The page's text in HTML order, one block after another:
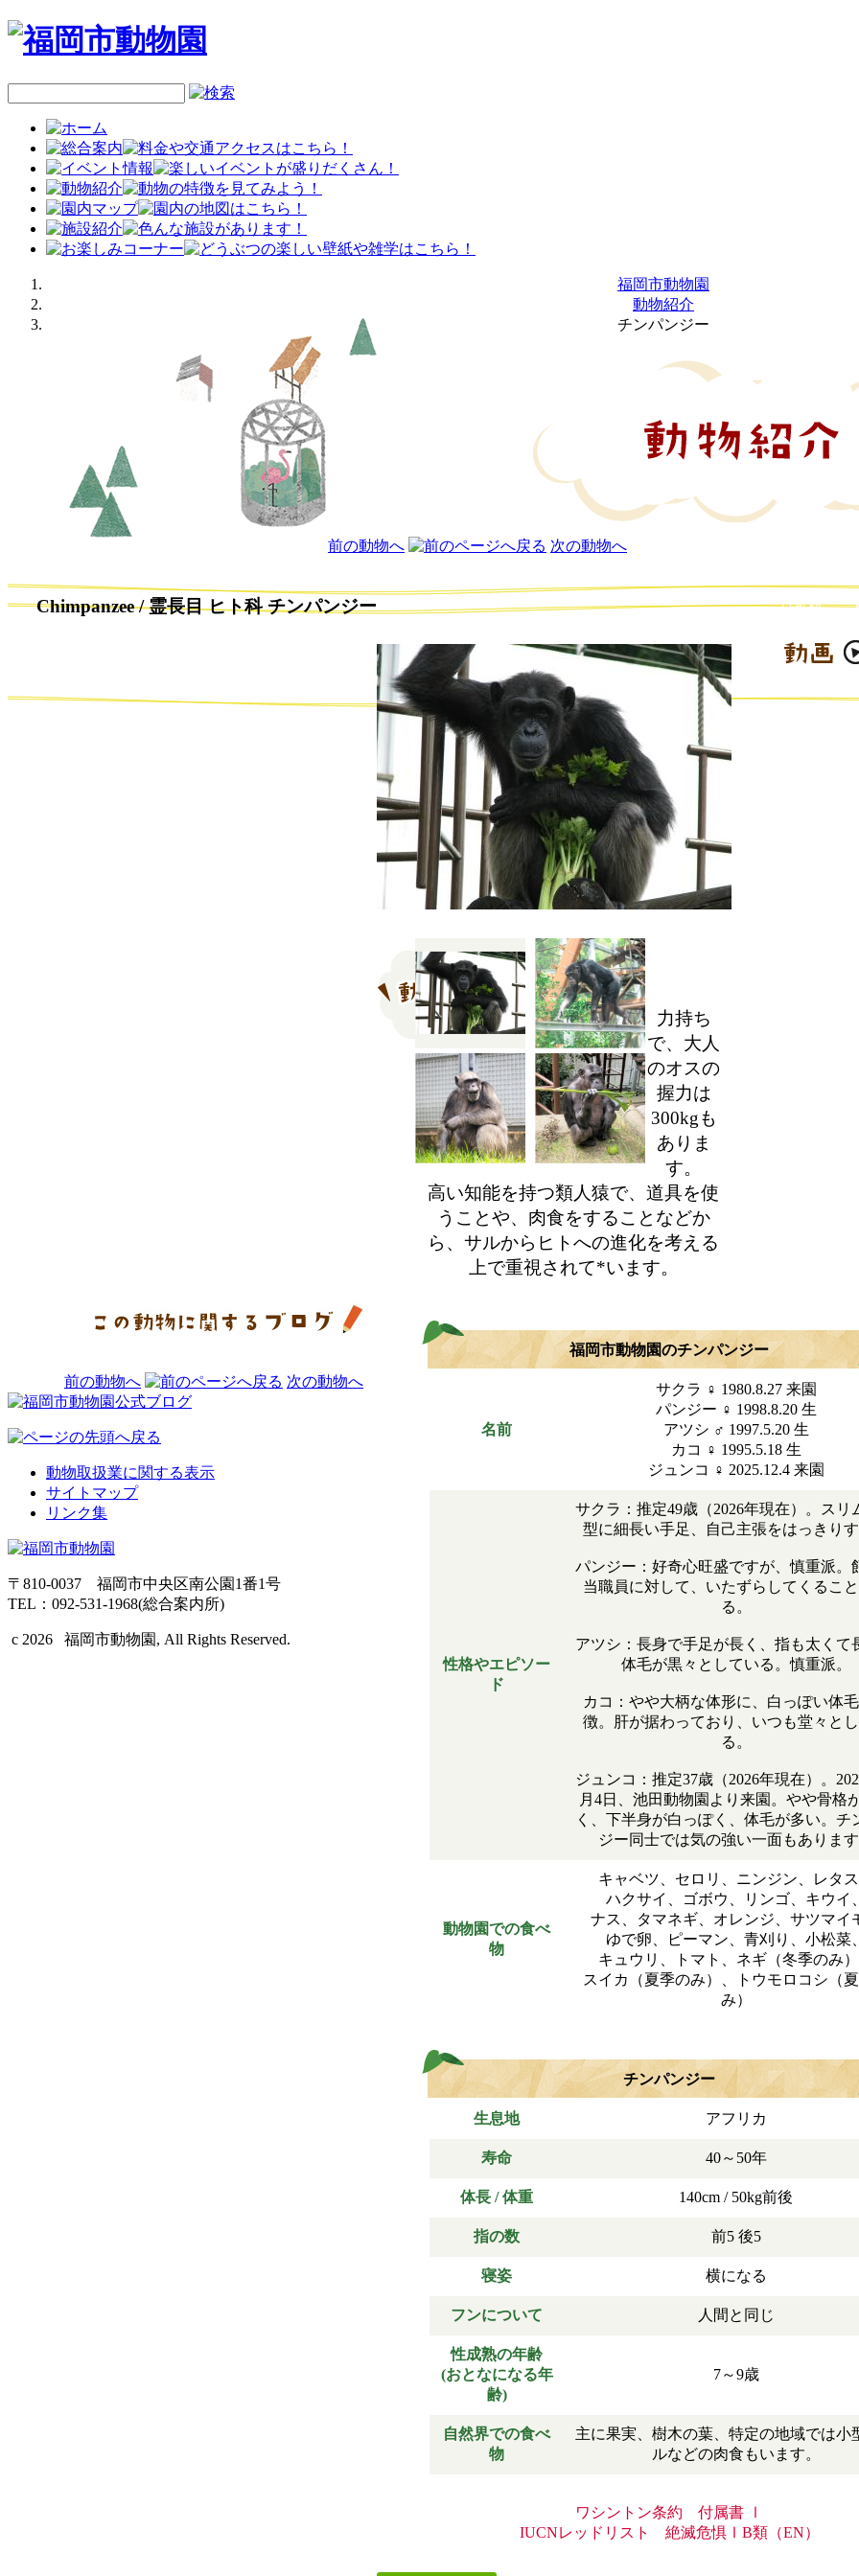
福岡市動物園
動物紹介
チンパンジー
前の動物へ 次の動物へ
Chimpanzee / 霊長目 ヒト科チンパンジー ほ乳類
力持ち
で、大人
のオスの
握力は
300kgも
ありま
す。
高い知能を持つ類人猿で、道具を使
うことや、肉食をすることなどか
ら、サルからヒトへの進化を考える
上で重視されて*います。
福岡市動物園のチンパンジー
名前
サクラ ♀ 1980.8.27 来園
パンジー ♀ 1998.8.20 生
アツシ ♂ 1997.5.20 生
カコ ♀ 1995.5.18 生
ジュンコ ♀ 2025.12.4 来園
性格やエピソー
ド
サクラ：推定49歳（2026年現在）。スリ
型に細長い手足、自己主張をはっきり
パンジー：好奇心旺盛ですが、慎重派。
当職員に対して、いたずらしてくるこ
る。
アツシ：長身で手足が長く、指も太くて
体毛が黒々としている。慎重派。
カコ：やや大柄な体形に、白っぽい体
徴。肝が据わっており、いつも堂々と
る。
ジュンコ：推定37歳（2026年現在）。
月4日、池田動物園より来園。やや骨格
く、下半身が白っぽく、体毛が多い。チ
ジー同士では気の強い一面もありま
動物園での食べ
物
キャベツ、セロリ、ニンジン、レタ
ハクサイ、ゴボウ、リンゴ、キウイ
ナス、タマネギ、オレンジ、サツマイ
ゆで卵、ピーマン、青刈り、小松菜
キュウリ、トマト、ネギ（冬季のみ
スイカ（夏季のみ）、トウモロコシ（
み）
チンパンジー
生息地 アフリカ
寿命 40～50年
体長 / 体重 140cm / 50kg前後
指の数 前5 後5
寝姿 横になる
フンについて 人間と同じ
性成熟の年齢
(おとなになる年
齢)
7～9歳
自然界での食べ
物
主に果実、樹木の葉、特定の地域では小
ルなどの肉食もいます。
ワシントン条約 付属書 Ⅰ
IUCNレッドリスト 絶滅危惧ⅠB類（EN）
前の動物へ 次の動物へ
動物取扱業に関する表示
サイトマップ
リンク集
〒810-0037 福岡市中央区南公園1番1号
TEL：092-531-1968(総合案内所)
c 2026 福岡市動物園, All Rights Reserved.